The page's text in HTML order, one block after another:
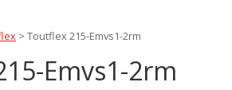
> Toutflex 215-Emvs1-2rm
Emvs1-2rm